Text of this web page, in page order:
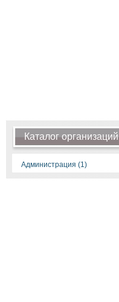
Каталог организаций
Администрация (1)